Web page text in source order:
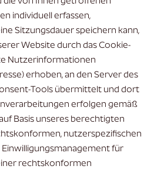
individuell erfassen,
Sitzungsdauer speichern kann,
Website durch das Cookie-
Nutzerinformationen
erhoben, an den Server des
Tools übermittelt und dort
erfolgen gemäß
auf Basis unseres berechtigten
nutzerspezifischen
für
rechtskonformen